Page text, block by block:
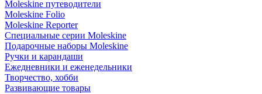
Moleskine путеводители
Moleskine Folio
Moleskine Reporter
Специальные серии Moleskine
Подарочные наборы Moleskine
Ручки и карандаши
Ежедневники и еженедельники
Творчество, хобби
Развивающие товары